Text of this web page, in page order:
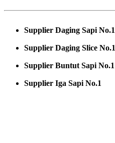
Supplier Daging Sapi No.1
Supplier Daging Slice No.1
Supplier Buntut Sapi No.1
Supplier Iga Sapi No.1